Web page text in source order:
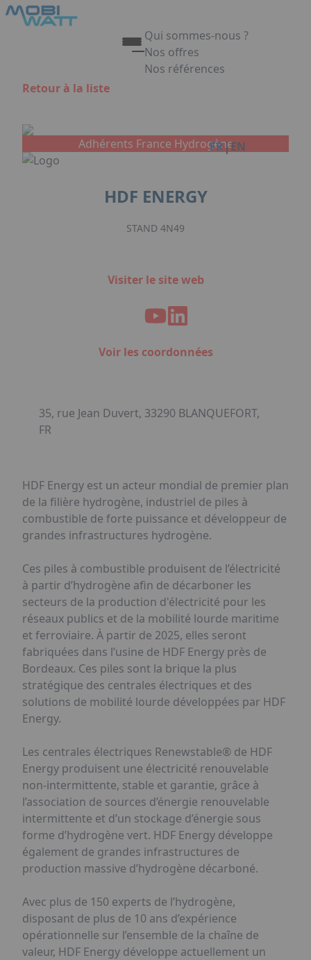
Aller au contenu principal
Qui sommes-nous ?
Nos offres
Nos références
FR|EN
Retour à la liste
Adhérents France Hydrogène
HDF ENERGY
STAND 4N49
Visiter le site web
Voir les coordonnées
35, rue Jean Duvert, 33290 BLANQUEFORT,
FR
HDF Energy est un acteur mondial de premier plan
de la filière hydrogène, industriel de piles à
combustible de forte puissance et développeur de
grandes infrastructures hydrogène.
Ces piles à combustible produisent de l’électricité
à partir d’hydrogène afin de décarboner les
secteurs de la production d'électricité pour les
réseaux publics et de la mobilité lourde maritime
et ferroviaire. À partir de 2025, elles seront
fabriquées dans l’usine de HDF Energy près de
Bordeaux. Ces piles sont la brique la plus
stratégique des centrales électriques et des
solutions de mobilité lourde développées par HDF
Energy.
Les centrales électriques Renewstable® de HDF
Energy produisent une électricité renouvelable
non-intermittente, stable et garantie, grâce à
l’association de sources d’énergie renouvelable
intermittente et d’un stockage d’énergie sous
forme d’hydrogène vert. HDF Energy développe
également de grandes infrastructures de
production massive d’hydrogène décarboné.
Avec plus de 150 experts de l’hydrogène,
disposant de plus de 10 ans d’expérience
opérationnelle sur l’ensemble de la chaîne de
valeur, HDF Energy développe actuellement un
Panneau de gestion des cookies